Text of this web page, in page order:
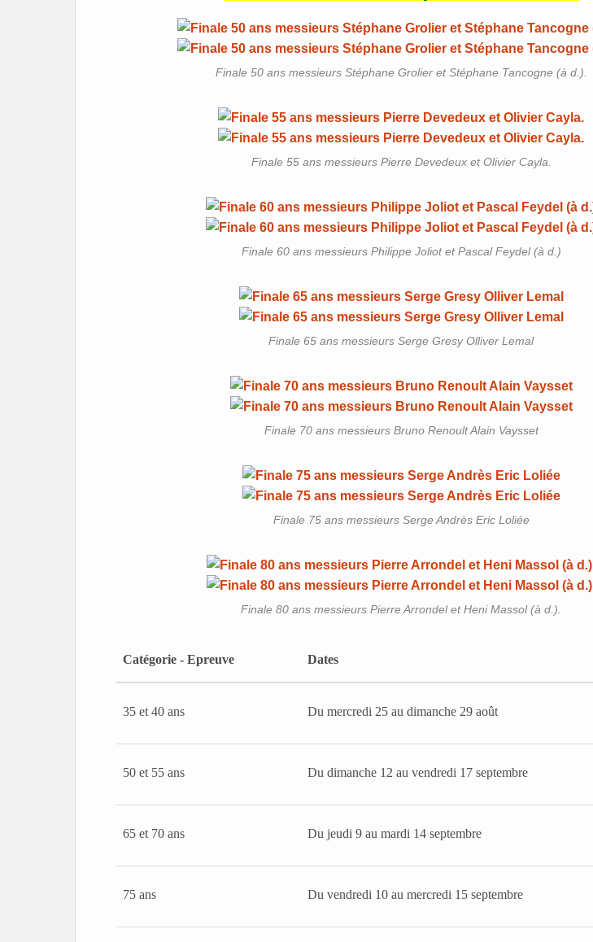
Finale 50 ans messieurs Stéphane Grolier et Stéphane Tancogne (à d.).
Finale 55 ans messieurs Pierre Devedeux et Olivier Cayla.
Finale 60 ans messieurs Philippe Joliot et Pascal Feydel (à d.)
Finale 65 ans messieurs Serge Gresy Olliver Lemal
Finale 70 ans messieurs Bruno Renoult Alain Vaysset
Finale 75 ans messieurs Serge Andrès Eric Loliée
Finale 80 ans messieurs Pierre Arrondel et Heni Massol (à d.).
Catégorie - Epreuve Dates
35 et 40 ans Du mercredi 25 au dimanche 29 août
50 et 55 ans Du dimanche 12 au vendredi 17 septembre
65 et 70 ans Du jeudi 9 au mardi 14 septembre
75 ans Du vendredi 10 au mercredi 15 septembre